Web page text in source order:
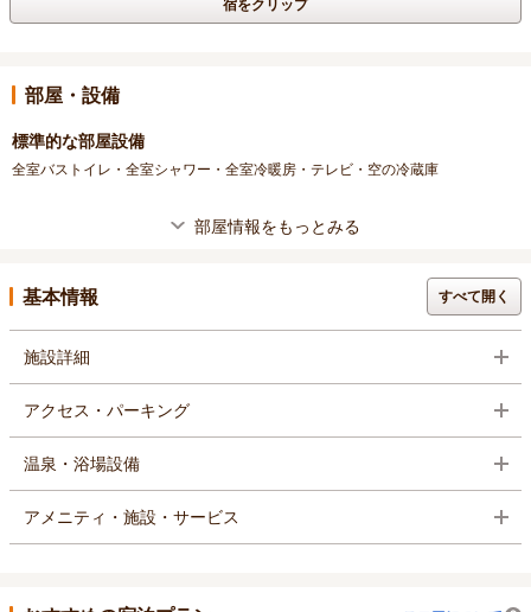
宿をクリップ
部屋・設備
標準的な部屋設備
全室バストイレ・全室シャワー・全室冷暖房・テレビ・空の冷蔵庫
部屋情報をもっとみる
基本情報 すべて開く
施設詳細
アクセス・パーキング
温泉・浴場設備
アメニティ・施設・サービス